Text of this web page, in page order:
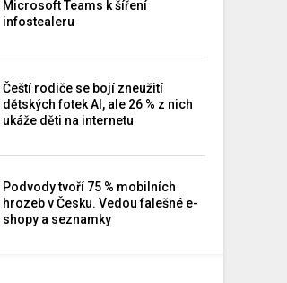
Microsoft Teams k šíření
infostealeru
Čeští rodiče se bojí zneužití
dětských fotek AI, ale 26 % z nich
ukáže děti na internetu
Podvody tvoří 75 % mobilních
hrozeb v Česku. Vedou falešné e-
shopy a seznamky